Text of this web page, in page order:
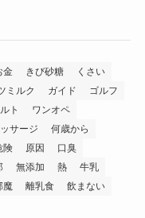
金 きび砂糖
くさい
ミルク ガイド
ゴルフ
ト
ワンオペ
サージ
何歳から
険 原因
口臭
無添加 熱
牛乳
魔 離乳食
飲まない